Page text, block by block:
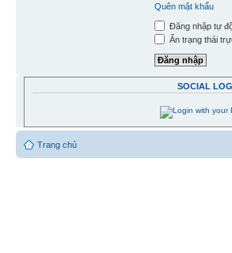
Quên mật khẩu
Đăng nhập tự
Ẩn trạng thái
SOCIAL
Trang chủ